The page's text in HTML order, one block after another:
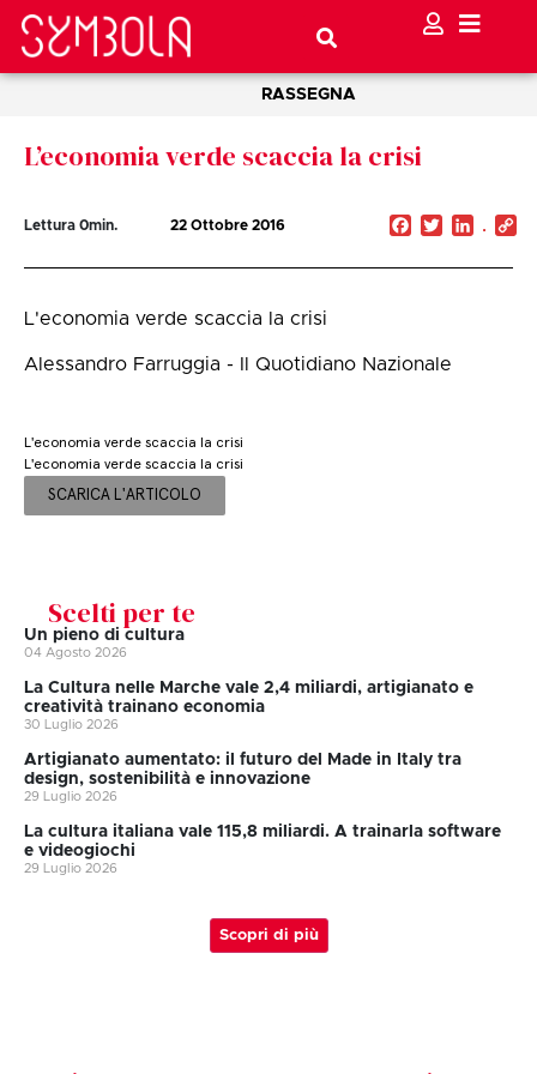
RASSEGNA
L’economia verde scaccia la crisi
Lettura 0min. 22 Ottobre 2016 Facebook
Twitter
L'economia verde scaccia la crisi
Alessandro Farruggia - Il Quotidiano Nazionale
L'economia verde scaccia la crisi
L'economia verde scaccia la crisi
SCARICA L'ARTICOLO
Scelti per te
Un pieno di cultura
04 Agosto 2026
La Cultura nelle Marche vale 2,4 miliardi, artigianato e
creatività trainano economia
30 Luglio 2026
Artigianato aumentato: il futuro del Made in Italy tra
design, sostenibilità e innovazione
29 Luglio 2026
La cultura italiana vale 115,8 miliardi. A trainarla software
e videogiochi
29 Luglio 2026
Scopri di più